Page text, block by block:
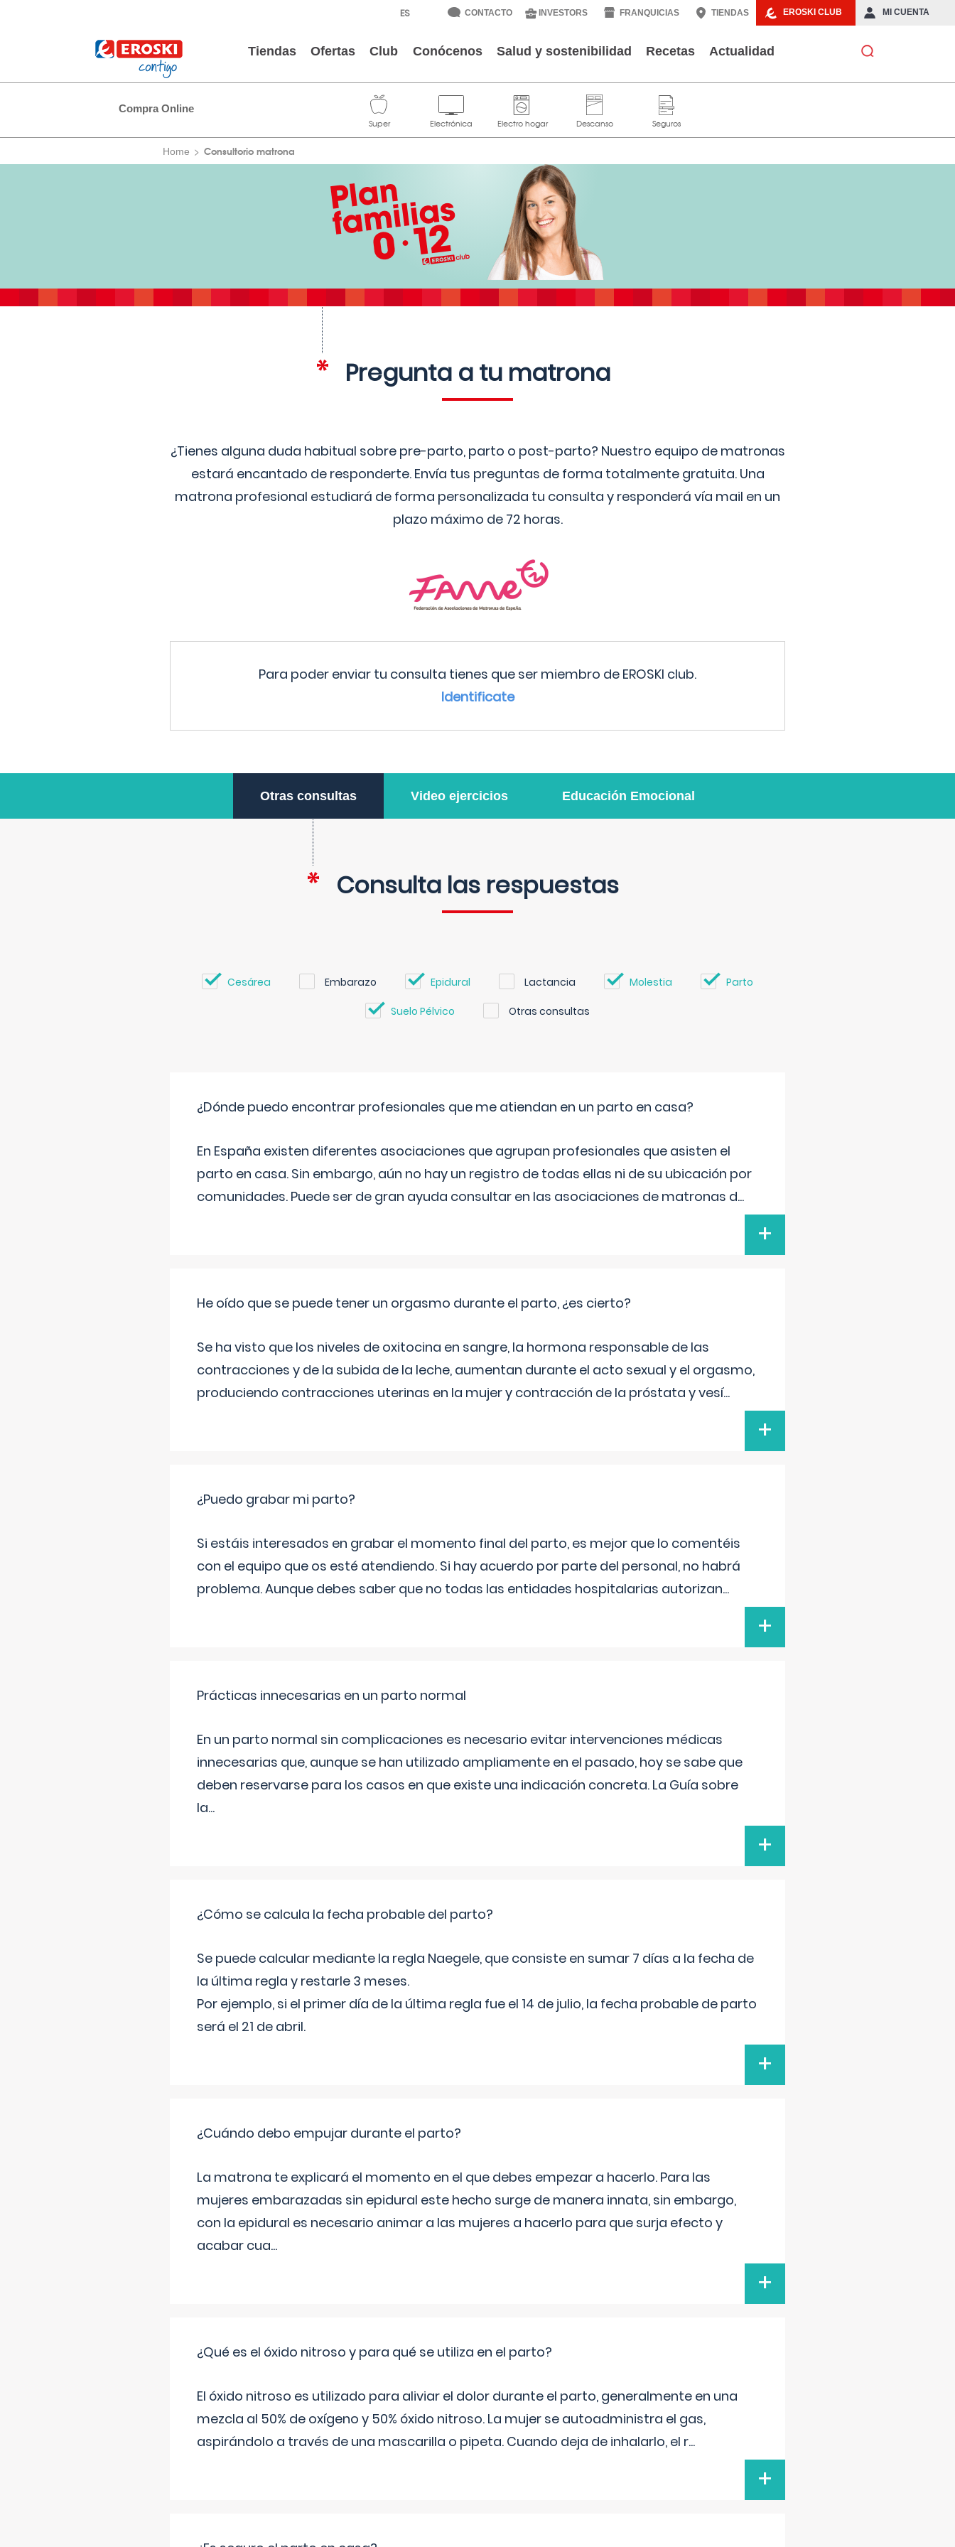
EROSKI CLUB MI CUENTA
CONTACTO INVESTORS FRANQUICIAS TIENDAS
Tiendas Ofertas Club Conócenos Salud y sostenibilidad Recetas Actualidad
Compra Online
Home Consultorio matrona
Pregunta a tu matrona
¿Tienes alguna duda habitual sobre pre-parto, parto o post-parto? Nuestro equipo de matronas
estará encantado de responderte. Envía tus preguntas de forma totalmente gratuita. Una
matrona profesional estudiará de forma personalizada tu consulta y responderá vía mail en un
plazo máximo de 72 horas.
Para poder enviar tu consulta tienes que ser miembro de EROSKI club.
Identificate
Otras consultas Video ejercicios Educación Emocional
Consulta las respuestas
Cesárea Embarazo Epidural Lactancia Molestia Parto
Suelo Pélvico Otras consultas
¿Dónde puedo encontrar profesionales que me atiendan en un parto en casa?
En España existen diferentes asociaciones que agrupan profesionales que asisten el
parto en casa. Sin embargo, aún no hay un registro de todas ellas ni de su ubicación por
comunidades. Puede ser de gran ayuda consultar en las asociaciones de matronas d...
+
He oído que se puede tener un orgasmo durante el parto, ¿es cierto?
Se ha visto que los niveles de oxitocina en sangre, la hormona responsable de las
contracciones y de la subida de la leche, aumentan durante el acto sexual y el orgasmo,
produciendo contracciones uterinas en la mujer y contracción de la próstata y vesí...
+
¿Puedo grabar mi parto?
Si estáis interesados en grabar el momento final del parto, es mejor que lo comentéis
con el equipo que os esté atendiendo. Si hay acuerdo por parte del personal, no habrá
problema. Aunque debes saber que no todas las entidades hospitalarias autorizan...
+
Prácticas innecesarias en un parto normal
En un parto normal sin complicaciones es necesario evitar intervenciones médicas
innecesarias que, aunque se han utilizado ampliamente en el pasado, hoy se sabe que
deben reservarse para los casos en que existe una indicación concreta. La Guía sobre
la...
+
¿Cómo se calcula la fecha probable del parto?
Se puede calcular mediante la regla Naegele, que consiste en sumar 7 días a la fecha de
la última regla y restarle 3 meses.
Por ejemplo, si el primer día de la última regla fue el 14 de julio, la fecha probable de parto
será el 21 de abril.
+
¿Cuándo debo empujar durante el parto?
La matrona te explicará el momento en el que debes empezar a hacerlo. Para las
mujeres embarazadas sin epidural este hecho surge de manera innata, sin embargo,
con la epidural es necesario animar a las mujeres a hacerlo para que surja efecto y
acabar cua...
+
¿Qué es el óxido nitroso y para qué se utiliza en el parto?
El óxido nitroso es utilizado para aliviar el dolor durante el parto, generalmente en una
mezcla al 50% de oxígeno y 50% óxido nitroso. La mujer se autoadministra el gas,
aspirándolo a través de una mascarilla o pipeta. Cuando deja de inhalarlo, el r...
+